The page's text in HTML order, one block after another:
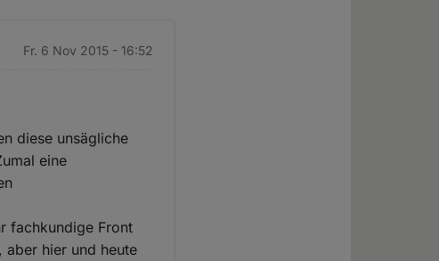
Fr. 6 Nov 2015 - 16:52
diese unsägliche
eine
fachkundige Front
aber hier und heute